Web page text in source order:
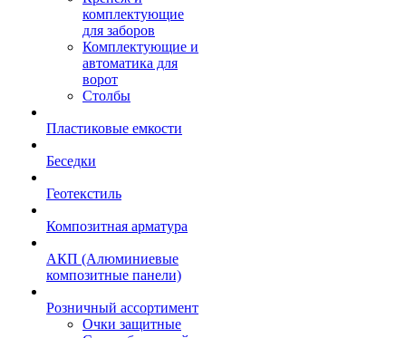
комплектующие
для заборов
Комплектующие и
автоматика для
ворот
Столбы
Пластиковые емкости
Беседки
Геотекстиль
Композитная арматура
АКП (Алюминиевые
композитные панели)
Розничный ассортимент
Очки защитные